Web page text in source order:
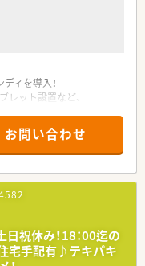
ィを導入！
ット設置など、
」程度！
います！
どが充実しており、
能！
お問い合わせ
日祝休み！18：00迄の
宅手配有♪テキパキ